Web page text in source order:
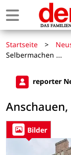
Startseite >
Selbermachen ...
reporter
Bilder